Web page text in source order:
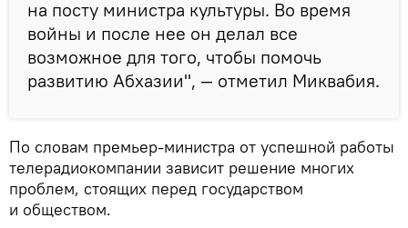
на посту министра культуры. Во время
войны и после нее он делал все
возможное для того, чтобы помочь
развитию Абхазии", — отметил Миквабия.
По словам премьер-министра от успешной работы
телерадиокомпании зависит решение многих
проблем, стоящих перед государством
и обществом.